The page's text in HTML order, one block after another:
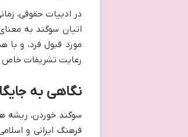
در ادبیات حقوقی،
اتیان سوگند به
مورد قبول فرد، و
رعایت تشریفات خاص
نگاهی به
سوگند خوردن، ریشه
فرهنگ ایرانی و